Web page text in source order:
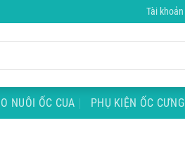
Tài khoản
NUÔI ỐC CUA PHỤ KIỆN ỐC CƯNG